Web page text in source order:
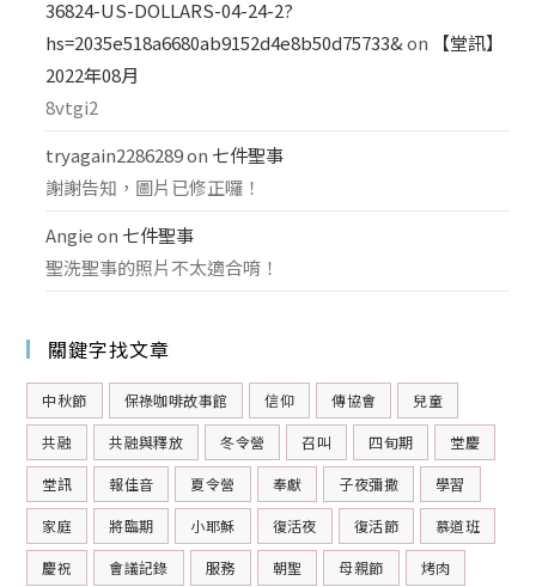
36824-US-DOLLARS-04-24-2?
hs=2035e518a6680ab9152d4e8b50d75733&on
【堂訊】
2022年08月
8vtgi2
tryagain2286289on 七件聖事
謝謝告知，圖片已修正囉！
Angie on 七件聖事
聖洗聖事的照片不太適合唷！
關鍵字找文章
中秋節 保祿咖啡故事館 信仰 傳協會 兒童
共融 共融與釋放 冬令營 召叫 四旬期 堂慶
堂訊 報佳音 夏令營 奉獻 子夜彌撒 學習
家庭 將臨期 小耶穌 復活夜 復活節 慕道班
慶祝 會議記錄 服務 朝聖 母親節 烤肉